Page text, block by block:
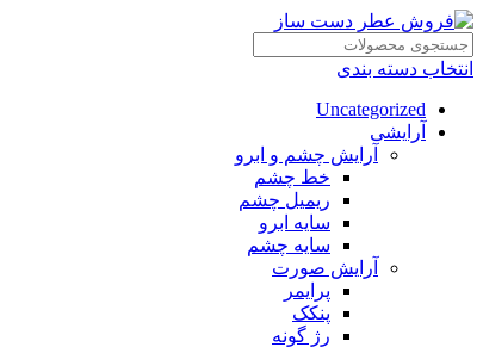
انتخاب دسته بندی
Uncategorized
آرایشی
آرایش چشم و ابرو
خط چشم
ریمیل چشم
سایه ابرو
سایه چشم
آرایش صورت
پرایمر
پنکک
رژ گونه